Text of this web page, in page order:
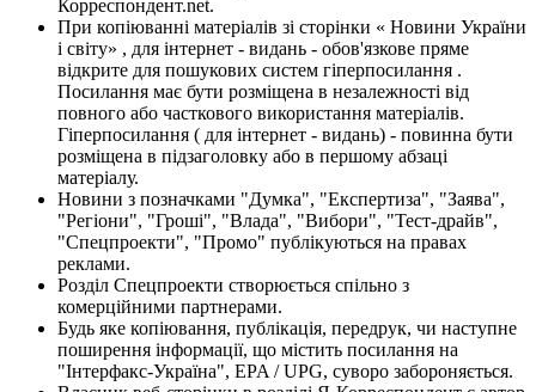
Корреспондент.net.
При копіюванні матеріалів зі сторінки « Новини України
і світу» , для інтернет - видань - обов'язкове пряме
відкрите для пошукових систем гіперпосилання .
Посилання має бути розміщена в незалежності від
повного або часткового використання матеріалів.
Гіперпосилання ( для інтернет - видань) - повинна бути
розміщена в підзаголовку або в першому абзаці
матеріалу.
Новини з позначками "Думка", "Експертиза", "Заява",
"Регіони", "Гроші", "Влада", "Вибори", "Тест-драйв",
"Спецпроекти", "Промо" публікуються на правах
реклами.
Розділ Спецпроекти створюється спільно з
комерційними партнерами.
Будь яке копіювання, публікація, передрук, чи наступне
поширення інформації, що містить посилання на
"Інтерфакс-Україна", EPA / UPG, суворо забороняється.